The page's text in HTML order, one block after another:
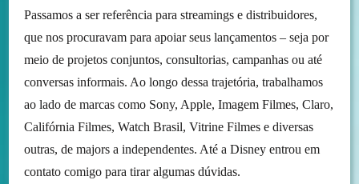
Passamos a ser referência para streamings e distribuidores,
que nos procuravam para apoiar seus lançamentos – seja por
meio de projetos conjuntos, consultorias, campanhas ou até
conversas informais. Ao longo dessa trajetória, trabalhamos
ao lado de marcas como Sony, Apple, Imagem Filmes, Claro,
Califórnia Filmes, Watch Brasil, Vitrine Filmes e diversas
outras, de majors a independentes. Até a Disney entrou em
contato comigo para tirar algumas dúvidas.